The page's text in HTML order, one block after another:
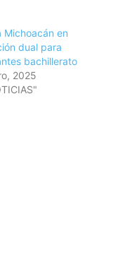
Michoacán en
dual para
bachillerato
2025